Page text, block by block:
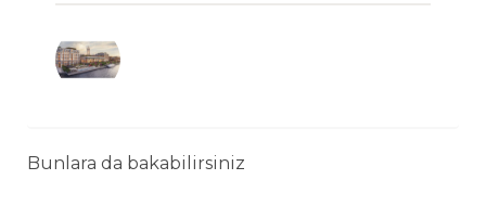
Bunlara da bakabilirsiniz